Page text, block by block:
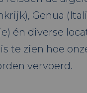
Genua
én diverse
te zien hoe
vervoerd.